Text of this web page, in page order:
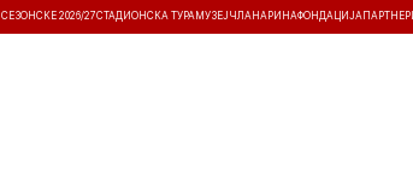
СЕЗОНСКЕ 2026/27СТАДИОНСКА ТУРА МУЗЕЈ ЧЛАНАРИНАФОНДАЦИЈА